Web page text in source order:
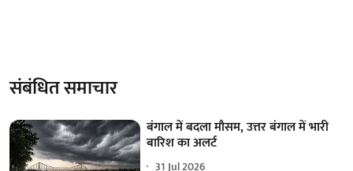
संबंधित समाचार
बंगाल में बदला मौसम, उत्तर बंगाल में भारी
बारिश का अलर्ट
31 Jul 2026